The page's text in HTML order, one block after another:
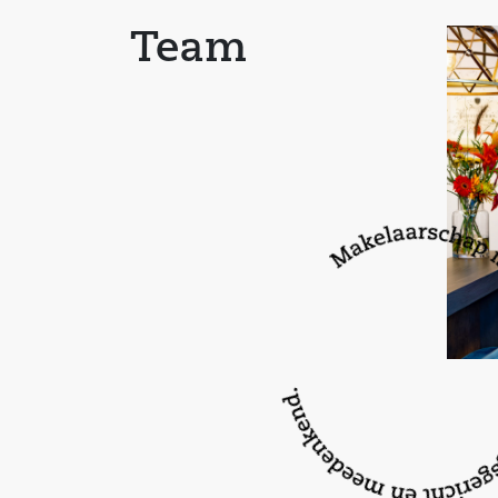
– Uitzonderlijke ligging op loopafstand van het
en treinstation. Diverse voorzieningen zoals de
(basis)scholen en het ziekenhuis bevinden zich
– Schilderwerk buiten: 2016
– Bij voorkeur blijft het kippenhok in de tuin
– De woning is voorzien van hardhouten
beglazing m.u.v. de ramen aan de keukenzijde
– Woonoppervlakte woning 215 m²
Team